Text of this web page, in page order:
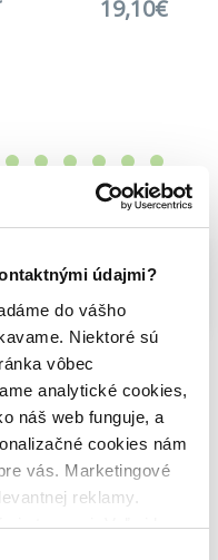
údajmi?
do vášho
Niektoré sú
vôbec
analytické cookies,
náš web funguje, a
cookies nám
vás. Marketingové
reklamy.
stranami. Veľmi by
19,10€
Slovensko - Tatry
Na sklade
Thomas Kinkade
19,10€